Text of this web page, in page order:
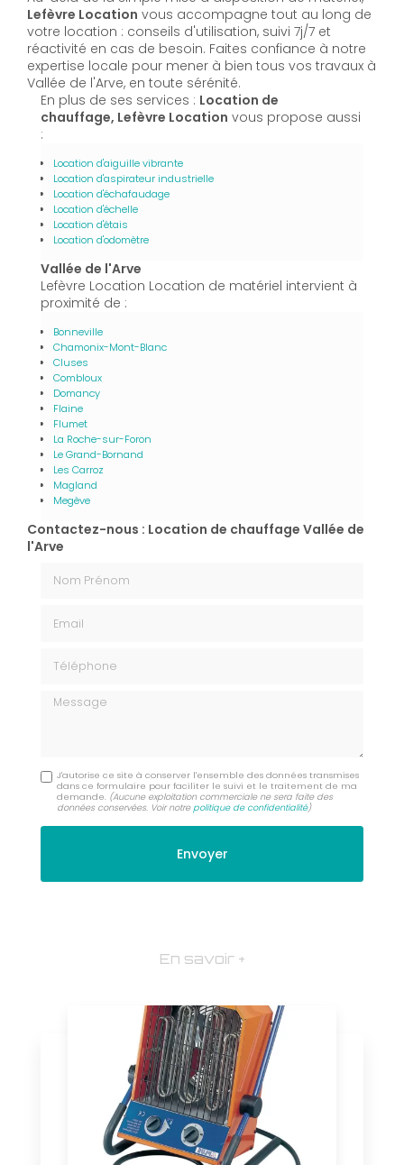
Lefèvre Location vous accompagne tout au long de
votre location : conseils d'utilisation, suivi 7j/7 et
réactivité en cas de besoin. Faites confiance à notre
expertise locale pour mener à bien tous vos travaux à
Vallée de l'Arve, en toute sérénité.
En plus de ses services : Location de
chauffage, Lefèvre Location vous propose aussi
:
Location d'aiguille vibrante
Location d'aspirateur industrielle
Location d'échafaudage
Location d'échelle
Location d'étais
Location d'odomètre
Vallée de l'Arve
Lefèvre Location Location de matériel intervient à
proximité de :
Bonneville
Chamonix-Mont-Blanc
Cluses
Combloux
Domancy
Flaine
Flumet
La Roche-sur-Foron
Le Grand-Bornand
Les Carroz
Magland
Megève
Contactez-nous : Location de chauffage Vallée de
l'Arve
Message
J'autorise ce site à conserver l'ensemble des données transmises
dans ce formulaire pour faciliter le suivi et le traitement de ma
demande. (Aucune exploitation commerciale ne sera faite des
données conservées. Voir notrepolitique de confidentialité)
En savoir +